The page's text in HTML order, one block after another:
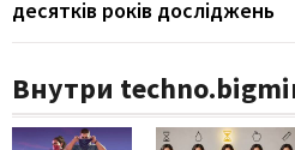
десятків років досліджень
Внутри